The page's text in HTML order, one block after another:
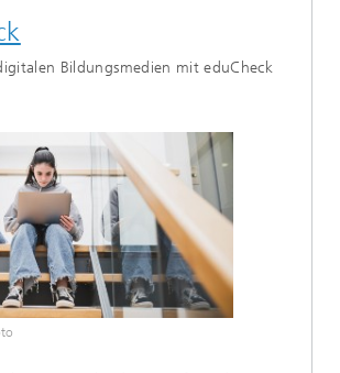
Bildungsmedien mit eduCheck